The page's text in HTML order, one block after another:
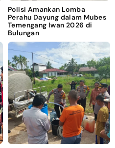
Polisi Amankan Lomba
Perahu Dayung dalam Mubes
Temengang Iwan 2026 di
Bulungan